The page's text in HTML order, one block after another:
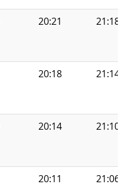
20:21 21:18
20:18 21:14
20:14 21:10
20:11 21:06